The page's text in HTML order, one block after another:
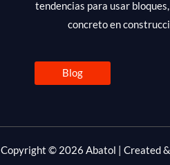
tendencias para usar
concreto en
Blog
Copyright © 2026 Abatol | Created